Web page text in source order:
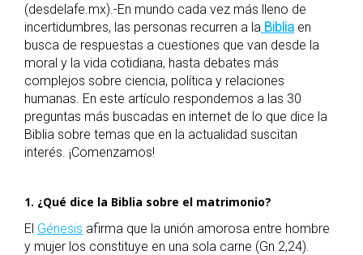
(desdelafe.mx).-En mundo cada vez más lleno de
incertidumbres, las personas recurren a la Biblia en
busca de respuestas a cuestiones que van desde la
moral y la vida cotidiana, hasta debates más
complejos sobre ciencia, política y relaciones
humanas. En este artículo respondemos a las 30
preguntas más buscadas en internet de lo que dice la
Biblia sobre temas que en la actualidad suscitan
interés. ¡Comenzamos!
1. ¿Qué dice la Biblia sobre el matrimonio?
El Génesis afirma que la unión amorosa entre hombre
y mujer los constituye en una sola carne (Gn 2,24).